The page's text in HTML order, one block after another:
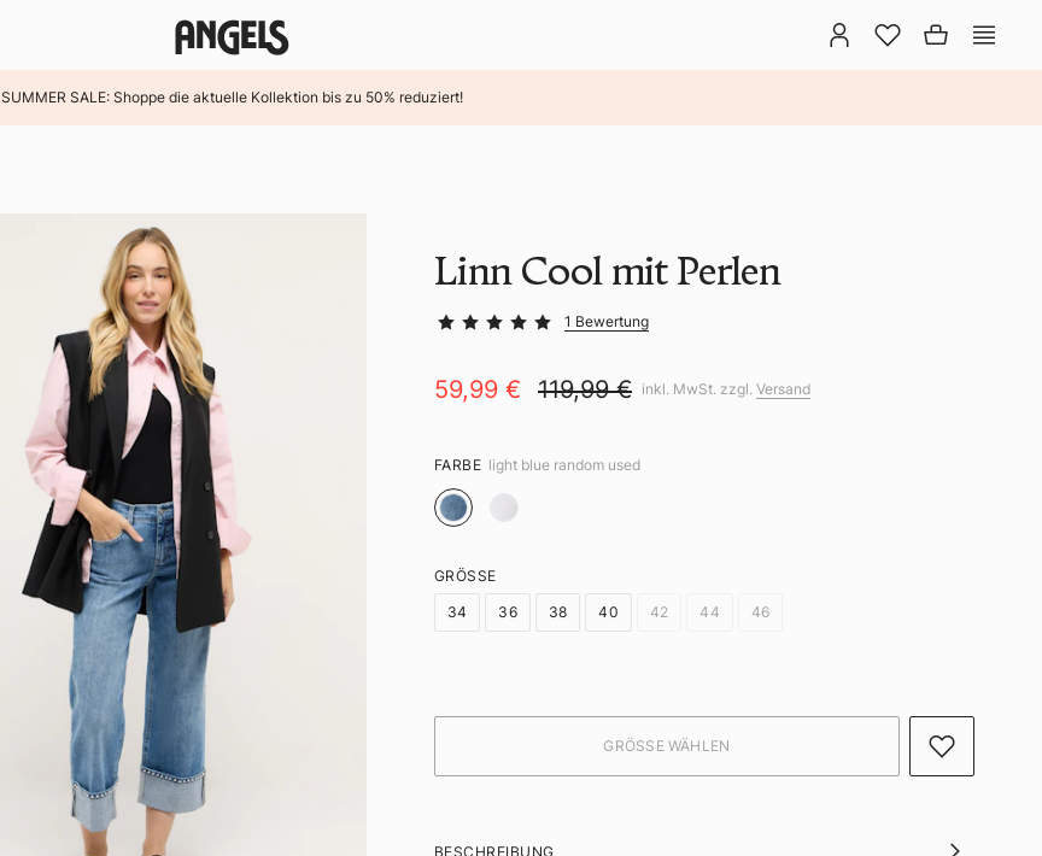
SUMMER SALE: Shoppe die aktuelle Kollektion bis zu 50% reduziert!
Linn Cool mit Perlen
1 Bewertung
59,99 € 119,99 € inkl. MwSt. zzgl. Versand
FARBE light blue random used
GRÖSSE
34
36 38 40 42 44 46
BESCHREIBUNG